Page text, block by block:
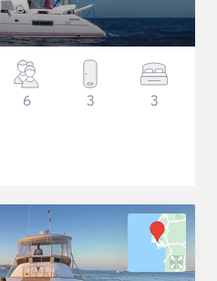
6 3 3